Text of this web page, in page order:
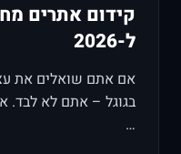
קידום אתרים
ל-2026
אם אתם שואלים את
…